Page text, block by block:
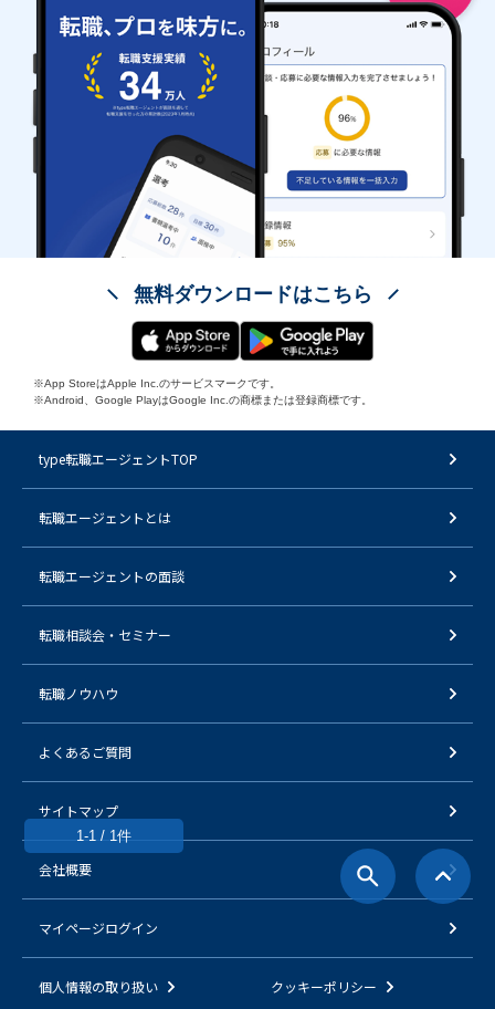
1-1 / 1件
無料ダウンロードはこちら
※App StoreはApple Inc.のサービスマークです。
※Android、Google PlayはGoogle Inc.の商標または登録商標です。
type転職エージェントTOP
転職エージェントとは
転職エージェントの面談
転職相談会・セミナー
転職ノウハウ
よくあるご質問
サイトマップ
会社概要
マイページログイン
個人情報の取り扱い クッキーポリシー